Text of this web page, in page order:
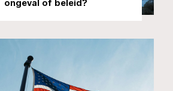
ongeval of beleid?